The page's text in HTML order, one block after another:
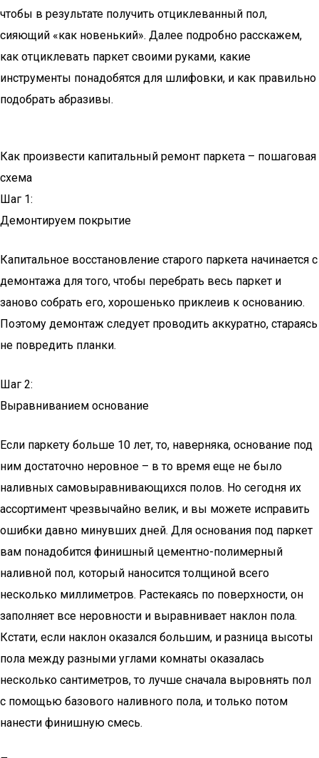
чтобы в результате получить отциклеванный пол,
сияющий «как новенький». Далее подробно расскажем,
как отциклевать паркет своими руками, какие
инструменты понадобятся для шлифовки, и как правильно
подобрать абразивы.
Как произвести капитальный ремонт паркета – пошаговая
схема
Шаг 1:
Демонтируем покрытие
Капитальное восстановление старого паркета начинается с
демонтажа для того, чтобы перебрать весь паркет и
заново собрать его, хорошенько приклеив к основанию.
Поэтому демонтаж следует проводить аккуратно, стараясь
не повредить планки.
Шаг 2:
Выравниванием основание
Если паркету больше 10 лет, то, наверняка, основание под
ним достаточно неровное – в то время еще не было
наливных самовыравнивающихся полов. Но сегодня их
ассортимент чрезвычайно велик, и вы можете исправить
ошибки давно минувших дней. Для основания под паркет
вам понадобится финишный цементно-полимерный
наливной пол, который наносится толщиной всего
несколько миллиметров. Растекаясь по поверхности, он
заполняет все неровности и выравнивает наклон пола.
Кстати, если наклон оказался большим, и разница высоты
пола между разными углами комнаты оказалась
несколько сантиметров, то лучше сначала выровнять пол
с помощью базового наливного пола, и только потом
нанести финишную смесь.